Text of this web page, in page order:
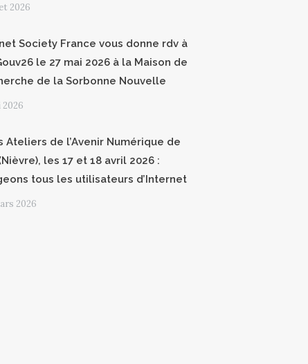
2026
Society France vous donne rdv à
le 27 mai 2026 à la Maison de
de la Sorbonne Nouvelle
2026
Ateliers de l’Avenir Numérique de
les 17 et 18 avril 2026 :
tous les utilisateurs d’Internet
2026